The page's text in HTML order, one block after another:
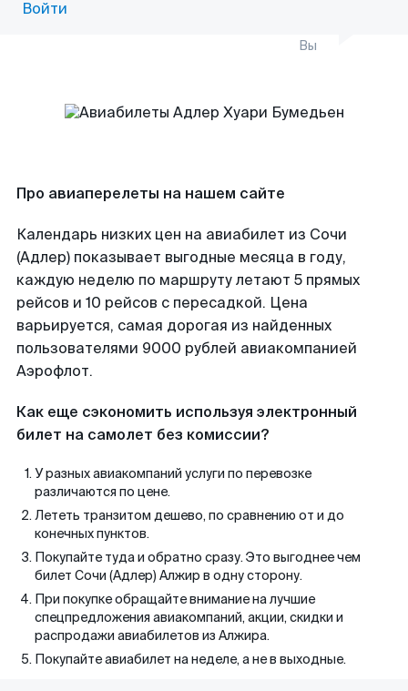
Войти
Вы
Про авиаперелеты на нашем сайте
Календарь низких цен на авиабилет из Сочи
(Адлер) показывает выгодные месяца в году,
каждую неделю по маршруту летают 5 прямых
рейсов и 10 рейсов с пересадкой. Цена
варьируется, самая дорогая из найденных
пользователями 9000 рублей авиакомпанией
Аэрофлот.
Как еще сэкономить используя электронный
билет на самолет без комиссии?
У разных авиакомпаний услуги по перевозке
различаются по цене.
Лететь транзитом дешево, по сравнению от и до
конечных пунктов.
Покупайте туда и обратно сразу. Это выгоднее чем
билет Сочи (Адлер) Алжир в одну сторону.
При покупке обращайте внимание на лучшие
спецпредложения авиакомпаний, акции, скидки и
распродажи авиабилетов из Алжира.
Покупайте авиабилет на неделе, а не в выходные.